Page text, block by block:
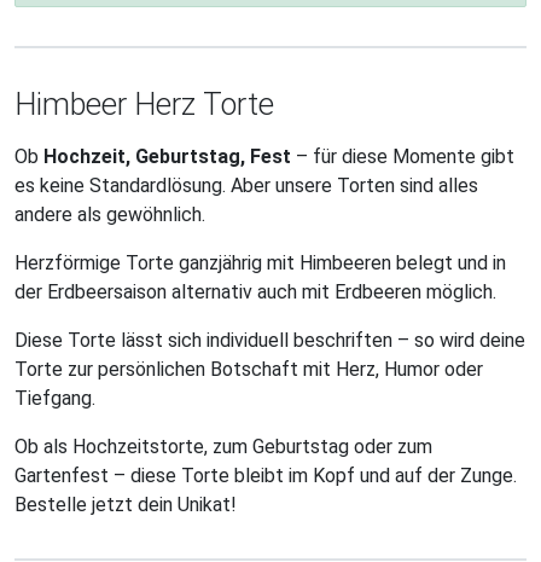
Himbeer Herz Torte
Ob Hochzeit, Geburtstag, Fest – für diese Momente gibt
es keine Standardlösung. Aber unsere Torten sind alles
andere als gewöhnlich.
Herzförmige Torte ganzjährig mit Himbeeren belegt und in
der Erdbeersaison alternativ auch mit Erdbeeren möglich.
Diese Torte lässt sich individuell beschriften – so wird deine
Torte zur persönlichen Botschaft mit Herz, Humor oder
Tiefgang.
Ob als Hochzeitstorte, zum Geburtstag oder zum
Gartenfest – diese Torte bleibt im Kopf und auf der Zunge.
Bestelle jetzt dein Unikat!